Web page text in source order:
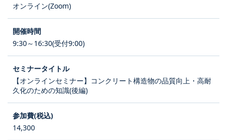
オンライン(Zoom)
9:30～16:30(受付9:00)
【オンラインセミナー】コンクリート構造物の品質向上・高耐
久化のための知識(後編)
14,300